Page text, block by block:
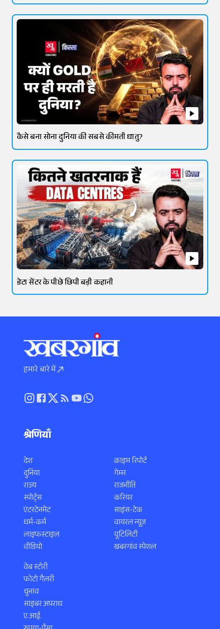
कैसे बना सोना दुनिया की सबसे कीमती धातु?
डेटा सेंटर के पीछे छिपी बड़ी कहानी
हमारे बारे में
श्रेणियाँ
देश
दुनिया
राज्य
स्पोर्ट्स
एंटरटेनमेंट
धर्म-कर्म
लाइफस्टाइल
वीडियो
क्राइम रिपोर्ट
गेम्स
राजनीति
करियर
साइंस-टेक
वायरल न्यूज़
यूटिलिटी
खबरगांव स्पेशल
वेब स्टोरी
फोटो गैलरी
चुनाव
साइबर अपराध
ए.आई.